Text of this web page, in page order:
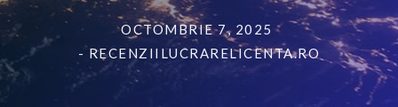
OCTOMBRIE 7, 2025
- RECENZIILUCRARELICENTA.RO